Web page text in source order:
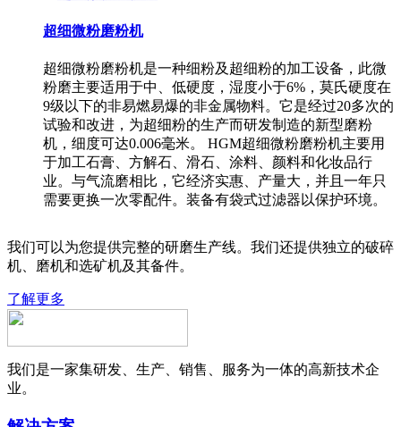
超细微粉磨粉机
超细微粉磨粉机是一种细粉及超细粉的加工设备，此微
粉磨主要适用于中、低硬度，湿度小于6%，莫氏硬度在
9级以下的非易燃易爆的非金属物料。它是经过20多次的
试验和改进，为超细粉的生产而研发制造的新型磨粉
机，细度可达0.006毫米。 HGM超细微粉磨粉机主要用
于加工石膏、方解石、滑石、涂料、颜料和化妆品行
业。与气流磨相比，它经济实惠、产量大，并且一年只
需要更换一次零配件。装备有袋式过滤器以保护环境。
我们可以为您提供完整的研磨生产线。我们还提供独立的破碎
机、磨机和选矿机及其备件。
了解更多
我们是一家集研发、生产、销售、服务为一体的高新技术企
业。